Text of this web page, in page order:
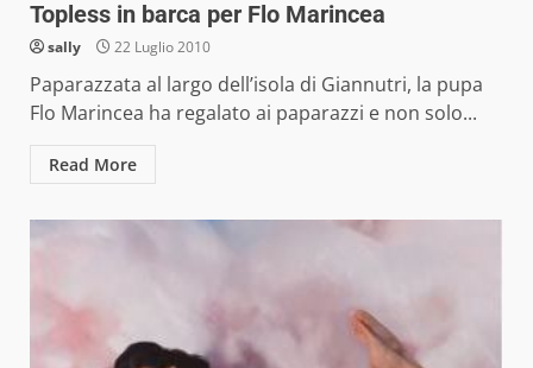
Topless in barca per Flo Marincea
sally 22 Luglio 2010
Paparazzata al largo dell’isola di Giannutri, la pupa
Flo Marincea ha regalato ai paparazzi e non solo...
Read More